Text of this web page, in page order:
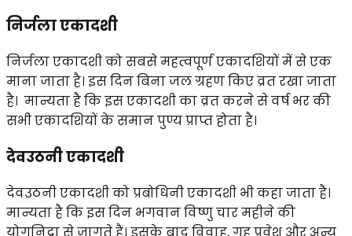
निर्जला एकादशी
निर्जला एकादशी को सबसे महत्वपूर्ण एकादशियों में से एक
माना जाता है। इस दिन बिना जल ग्रहण किए व्रत रखा जाता
है। मान्यता है कि इस एकादशी का व्रत करने से वर्ष भर की
सभी एकादशियों के समान पुण्य प्राप्त होता है।
देवउठनी एकादशी
देवउठनी एकादशी को प्रबोधिनी एकादशी भी कहा जाता है।
मान्यता है कि इस दिन भगवान विष्णु चार महीने की
योगनिद्रा से जागते हैं। इसके बाद विवाह, गृह प्रवेश और अन्य